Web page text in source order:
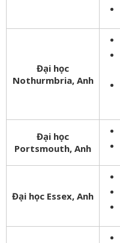
Đại học
Nothurmbria, Anh
Đại học
Portsmouth, Anh
Đại học Essex, Anh